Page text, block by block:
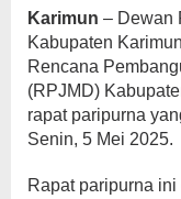
Karimun – Dewan
Kabupaten
Rencana
(RPJMD)
rapat paripurna
Senin, 5 Mei 2025.
Rapat paripurna